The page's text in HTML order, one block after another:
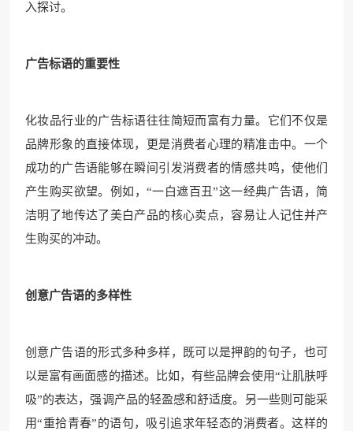
入探讨。
广告标语的重要性
化妆品行业的广告标语往往简短而富有力量。它们不仅是
品牌形象的直接体现，更是消费者心理的精准击中。一个
成功的广告语能够在瞬间引发消费者的情感共鸣，使他们
产生购买欲望。例如，“一白遮百丑”这一经典广告语，简
洁明了地传达了美白产品的核心卖点，容易让人记住并产
生购买的冲动。
创意广告语的多样性
创意广告语的形式多种多样，既可以是押韵的句子，也可
以是富有画面感的描述。比如，有些品牌会使用“让肌肤呼
吸”的表达，强调产品的轻盈感和舒适度。另一些则可能采
用“重拾青春”的语句，吸引追求年轻态的消费者。这样的